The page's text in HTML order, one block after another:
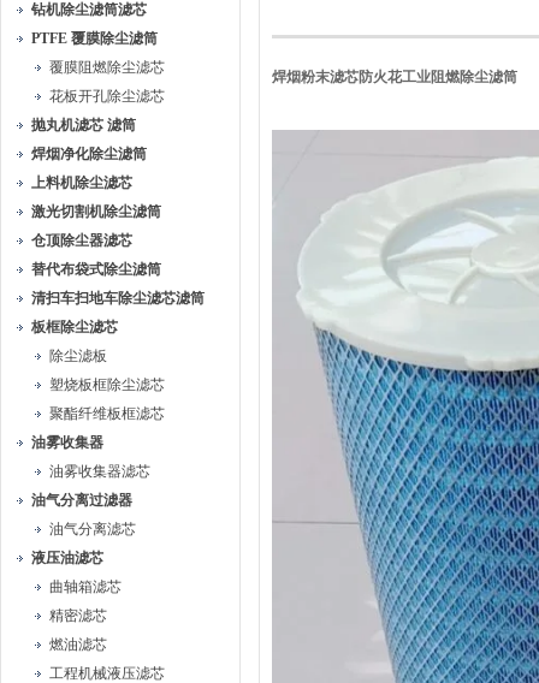
钻机除尘滤筒滤芯
PTFE 覆膜除尘滤筒
覆膜阻燃除尘滤芯
花板开孔除尘滤芯
抛丸机滤芯 滤筒
焊烟净化除尘滤筒
上料机除尘滤芯
激光切割机除尘滤筒
仓顶除尘器滤芯
替代布袋式除尘滤筒
清扫车扫地车除尘滤芯滤筒
板框除尘滤芯
除尘滤板
塑烧板框除尘滤芯
聚酯纤维板框滤芯
油雾收集器
油雾收集器滤芯
油气分离过滤器
油气分离滤芯
液压油滤芯
曲轴箱滤芯
精密滤芯
燃油滤芯
工程机械液压滤芯
焊烟粉末滤芯防火花工业阻燃除尘滤筒